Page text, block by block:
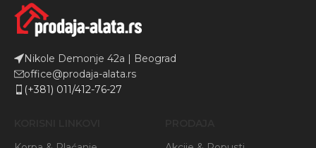
Nikole Demonje 42a | Beograd
office@prodaja-alata.rs
(+381) 011/412-76-27